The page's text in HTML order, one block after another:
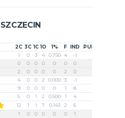
2C 3C 1C 1O 1% F IND
PUNKTY
1 0 3 4 0.750 4 -1
0 0 0 0 0 0 0
2 0 0 0 0 2 0
4 0 0 2 0.000 3 -1
9 0 0 0 0 1 8
5 0 1 2 0.500 1 4
12 1 1 7 0.143 2 6
1 0 0 0 0 0 1